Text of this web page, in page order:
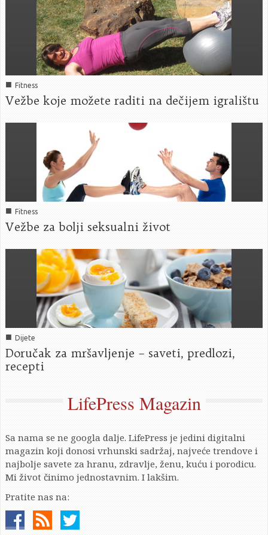
■ Fitness
Vežbe koje možete raditi na dečijem igralištu
■ Fitness
Vežbe za bolji seksualni život
■ Dijete
Doručak za mršavljenje – saveti, predlozi,
recepti
LifePress Magazin
Sa nama se ne googla dalje. LifePress je jedini digitalni
magazin koji donosi vrhunski sadržaj, najveće trendove i
najbolje savete za hranu, zdravlje, ženu, kuću i porodicu.
Mi život činimo jednostavnim. I lakšim.
Pratite nas na: